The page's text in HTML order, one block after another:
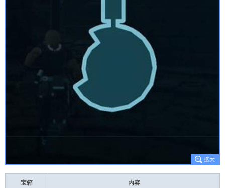
宝箱 内容